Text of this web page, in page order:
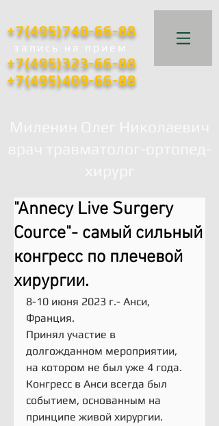
+7(495)740-66-88
запись на прием
+7(495)323-66-88
+7(495)409-66-88
"Annecy Live Surgery
Cource"- самый сильный
конгресс по плечевой
хирургии.
8-10 июня 2023 г.- Анси,
Франция.
Принял участие в
долгожданном мероприятии,
на котором не был уже 4 года.
Конгресс в Анси всегда был
событием, основанным на
принципе живой хирургии.